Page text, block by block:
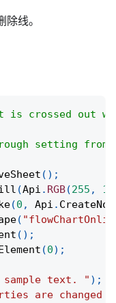
线。
crossed out
setting
( ) ;
(Api . RGB(255 ,
(0 , Api .
(
( ) ;
(0) ;
text. " ) ;
are changed